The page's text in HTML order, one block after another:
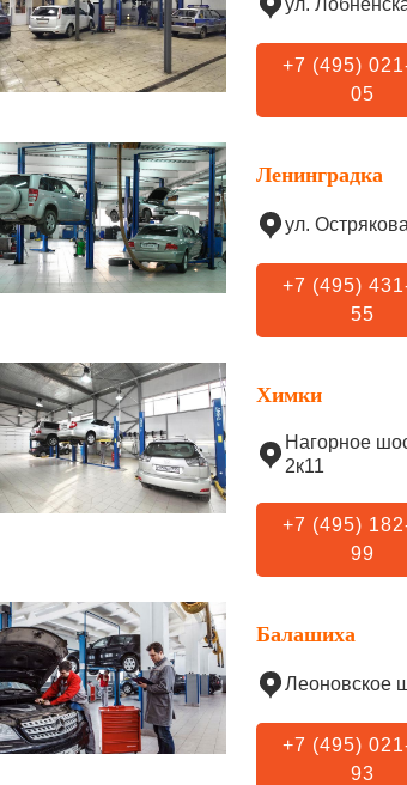
ул.
+7 (495)
05
Ленинградка
ул.
+7 (495)
55
Химки
Нагорное
2к11
+7 (495)
99
Балашиха
Леоновское
+7 (495)
93